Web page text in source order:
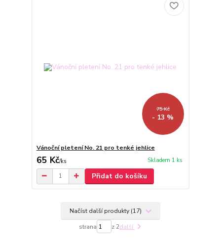
75 Kč
- 13 %
Vánoční pletení No. 21 pro tenké jehlice
65 Kč/ks Skladem 1 ks
Přidat do košíku
Načíst další produkty (17)
strana z 2další